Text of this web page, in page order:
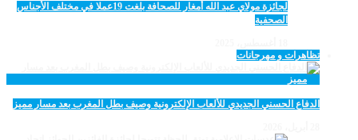
لجائزة مولاي عبد الله أمغار للصحافة بلغت 19عملا في مختلف الأجناس
الصحفية
تظاهرات و مهرجانات
الدفاع الحسني الجديدي للألعاب الإلكترونية وصيف بطل المغرب بعد مسار مميز